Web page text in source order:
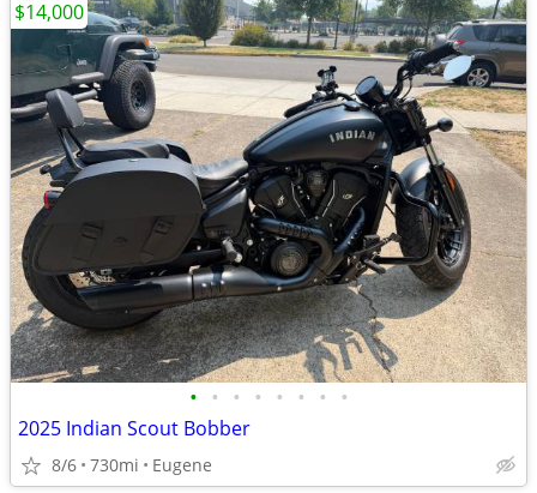
• • • • • • • •
2025 Indian Scout Bobber
8/6 730mi Eugene
$14,000